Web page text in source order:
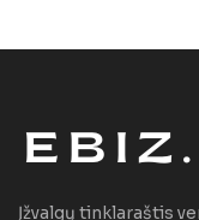
Įžvalgų tinklaraštis